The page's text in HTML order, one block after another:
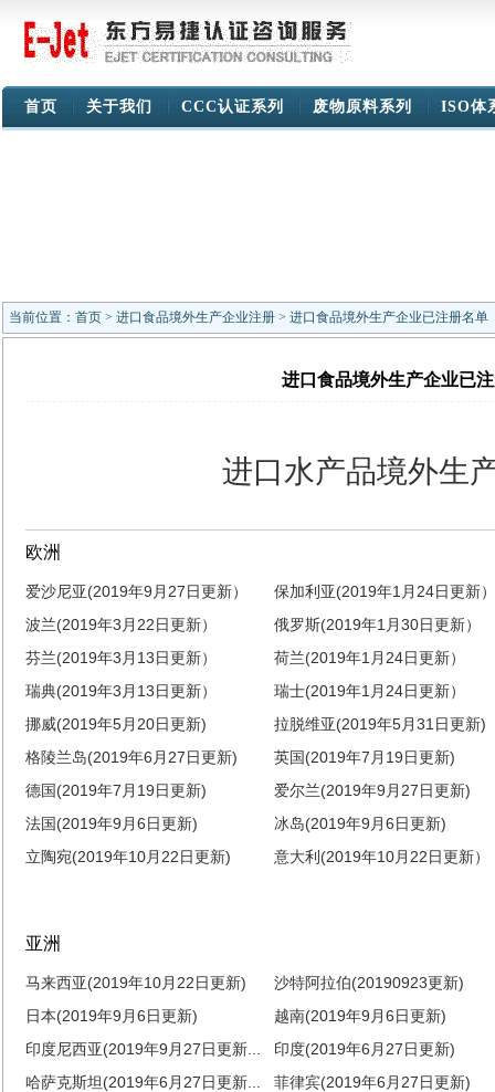
首页 关于我们 CCC认证系列 废物原料系列 ISO体
当前位置： 首页 > 进口食品境外生产企业注册 > 进口食品境外生产企业已注册名单
进口食品境外生产企业已
进口水产品境
欧洲
爱沙尼亚(2019年9月27日更新）
保加利亚(2019年1月24日更新）
波兰(2019年3月22日更新）
俄罗斯(2019年1月30日更新）
芬兰(2019年3月13日更新）
荷兰(2019年1月24日更新）
瑞典(2019年3月13日更新）
瑞士(2019年1月24日更新）
挪威(2019年5月20日更新)
拉脱维亚(2019年5月31日更新)
格陵兰岛(2019年6月27日更新)
英国(2019年7月19日更新)
德国(2019年7月19日更新)
爱尔兰(2019年9月27日更新)
法国(2019年9月6日更新)
冰岛(2019年9月6日更新)
立陶宛(2019年10月22日更新)
意大利(2019年10月22日更新）
亚洲
马来西亚(2019年10月22日更新)
沙特阿拉伯(20190923更新)
日本(2019年9月6日更新)
越南(2019年9月6日更新)
印度尼西亚(2019年9月27日更新...
印度(2019年6月27日更新)
哈萨克斯坦(2019年6月27日更新...
菲律宾(2019年6月27日更新)